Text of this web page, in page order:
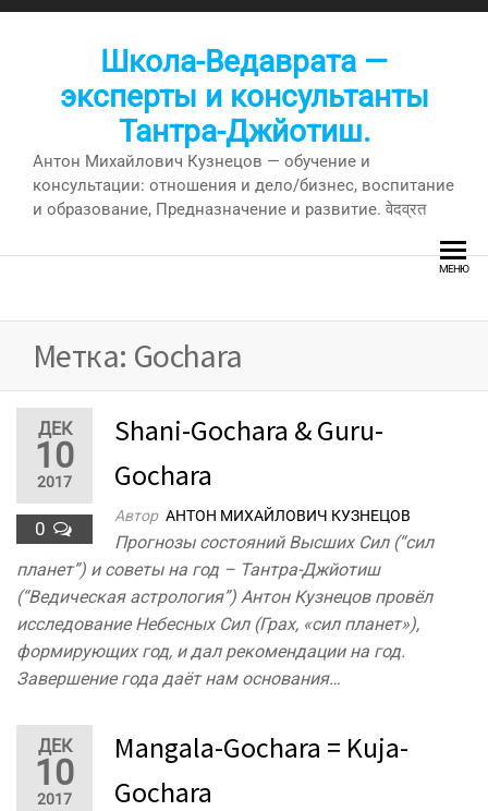
Перейти
Школа-Ведаврата —
эксперты и консультанты
Тантра-Джйотиш.
Антон Михайлович Кузнецов — обучение и
консультации: отношения и дело/бизнес, воспитание
и образование, Предназначение и развитие. वेदव्रत
МЕНЮ
Метка: Gochara
ДЕК
10
2017
0
Shani-Gochara & Guru-
Gochara
Автор АНТОН МИХАЙЛОВИЧ КУЗНЕЦОВ
Прогнозы состояний Высших Сил (“сил
планет”) и советы на год – Тантра-Джйотиш
(“Ведическая астрология”) Антон Кузнецов провёл
исследование Небесных Сил (Грах, «сил планет»),
формирующих год, и дал рекомендации на год.
Завершение года даёт нам основания…
ДЕК
10
2017
Mangala-Gochara = Kuja-
Gochara